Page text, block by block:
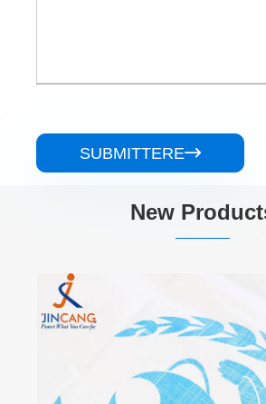
SUBMITTERE
New
PE braided princeps pressura
View More >>